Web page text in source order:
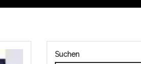
Suchen